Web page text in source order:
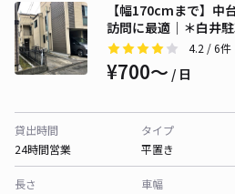
【幅170cmまで】中
訪問に最適｜＊白井
4.2 / 6件
¥700〜 / 日
貸出時間
24時間営業
タイプ
平置き
長さ
車幅